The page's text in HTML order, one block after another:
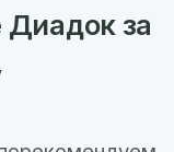
за